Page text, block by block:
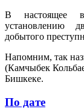
В настоящее
установлению
добытого
Напомним, так
(Камчыбек
Бишкеке.
По дате